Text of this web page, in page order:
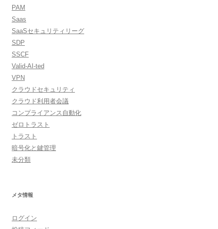
PAM
Saas
SaaSセキュリティリーグ
SDP
SSCF
Valid-AI-ted
VPN
クラウドセキュリティ
クラウド利用者会議
コンプライアンス自動化
ゼロトラスト
トラスト
暗号化と鍵管理
未分類
メタ情報
ログイン